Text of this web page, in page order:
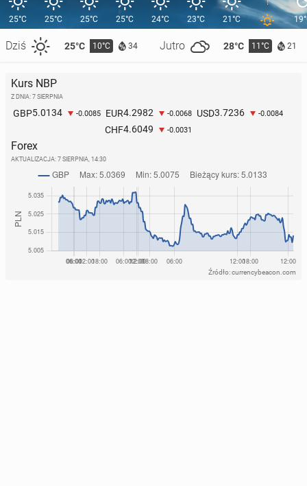
25°C
Dziś 25°C 10°C 34 Jutro 28°C 11°C 21
25°C 25°C 25°C 24°C 23°C 21°C
Kurs NBP
Z DNIA: 7 SIERPNIA
GBP5.0134 -0.0085 EUR4.2982 -0.0068 USD3.7236 -0.0084
CHF4.6049 -0.0031
Forex
AKTUALIZACJA: 7 SIERPNIA, 14:30
Źródło: currencybeacon.com